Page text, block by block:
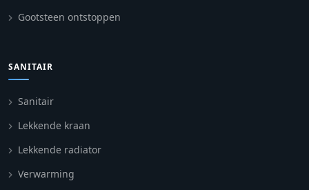
Gootsteen ontstoppen
SANITAIR
Sanitair
Lekkende kraan
Lekkende radiator
Verwarming